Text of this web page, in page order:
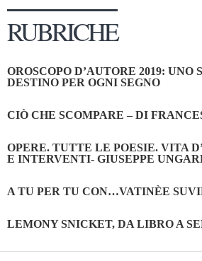
A Tutto Volume
Salone di Torino
RUBRICHE
OROSCOPO D’AUTORE 2019: UNO
DESTINO PER OGNI SEGNO
CIÒ CHE SCOMPARE – DI
OPERE. TUTTE LE POESIE. VITA
E INTERVENTI- GIUSEPPE
A TU PER TU CON…VATINÈE
LEMONY SNICKET, DA LIBRO A